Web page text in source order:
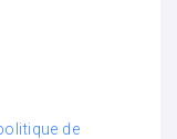
de